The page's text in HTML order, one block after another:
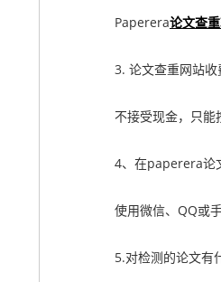
Paperera论文查
3. 论文查重网站收
不接受现金，只能按
4、在paperera论文
使用微信、QQ或手
5.对检测的论文有什